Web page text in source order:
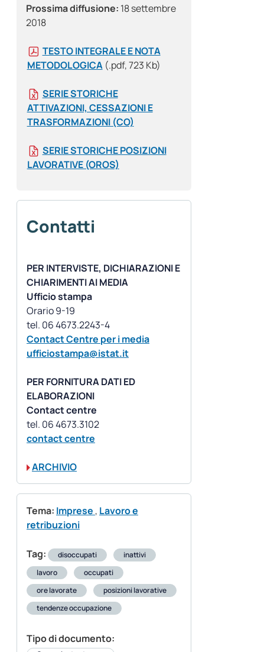
Prossima diffusione: 18 settembre
2018
TESTO INTEGRALE E NOTA
METODOLOGICA (.pdf, 723 Kb)
SERIE STORICHE
ATTIVAZIONI, CESSAZIONI E
TRASFORMAZIONI (CO)
SERIE STORICHE POSIZIONI
LAVORATIVE (OROS)
Contatti
PER INTERVISTE, DICHIARAZIONI E
CHIARIMENTI AI MEDIA
Ufficio stampa
Orario 9-19
Contact Centre per i media
ufficiostampa@istat.it
PER FORNITURA DATI ED
ELABORAZIONI
Contact centre
contact centre
ARCHIVIO
Tema: Imprese , Lavoro e
retribuzioni
Tag: disoccupati
inattivi
lavoro
occupati
ore lavorate
posizioni lavorative
tendenze occupazione
Tipo di documento: